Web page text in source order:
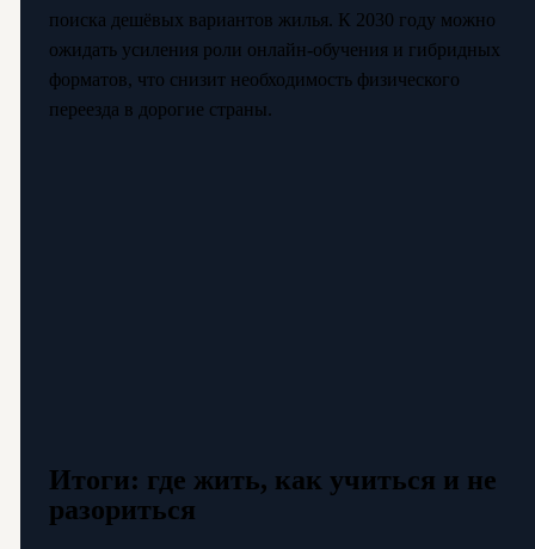
поиска дешёвых вариантов жилья. К 2030 году можно
ожидать усиления роли онлайн-обучения и гибридных
форматов, что снизит необходимость физического
переезда в дорогие страны.
Итоги: где жить, как учиться и не
разориться